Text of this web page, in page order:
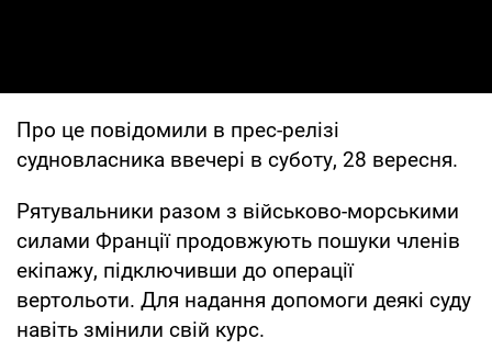
Про це повідомили в прес-релізі
судновласника ввечері в суботу, 28 вересня.
Рятувальники разом з військово-морськими
силами Франції продовжують пошуки членів
екіпажу, підключивши до операції
вертольоти. Для надання допомоги деякі суду
навіть змінили свій курс.